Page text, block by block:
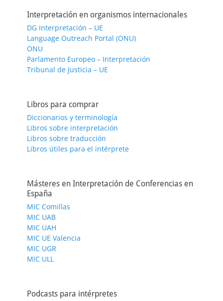
Interpretación en organismos internacionales
DG Interpretación – UE
Language Outreach Portal (ONU)
ONU
Parlamento Europeo – Interpretación
Tribunal de Justicia – UE
Libros para comprar
Diccionarios y terminología
Libros sobre interpretación
Libros sobre traducción
Libros útiles para el intérprete
Másteres en Interpretación de Conferencias en
España
MIC Comillas
MIC UAB
MIC UAH
MIC UE Valencia
MIC UGR
MIC ULL
Podcasts para intérpretes